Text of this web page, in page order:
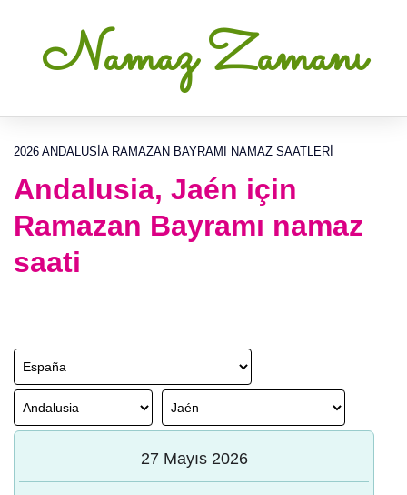
Namaz Zamanı
2026 ANDALUSIA RAMAZAN BAYRAMI NAMAZ SAATLERI
Andalusia, Jaén için
Ramazan Bayramı namaz
saati
27 Mayıs 2026